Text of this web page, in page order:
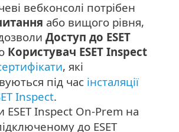
вебконсолі потрібен
або вищого рівня,
Доступ до ESET
Користувач ESET Inspect
, які
під час інсталяції
Inspect.
ESET Inspect On-Prem на
до ESET